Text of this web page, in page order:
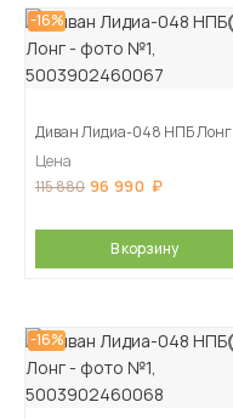
-16%
Диван Лидиа-048 НПБ Лонг
Цена
115 880 96 990
В корзину
-16%